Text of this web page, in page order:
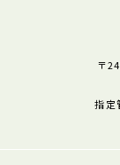
〒
指定